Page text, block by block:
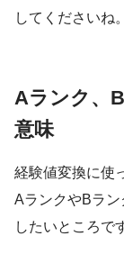
してくださいね。
Aランク、
意味
経験値変換に使
AランクやBラ
したいところで